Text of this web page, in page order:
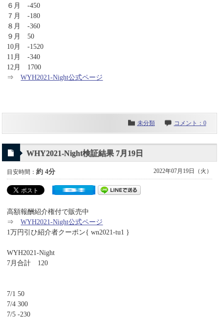
６月 -450
７月 -180
８月 -360
９月 50
10月 -1520
11月 -340
12月 1700
⇒WYH2021-Night公式ページ
未分類 コメント：0
WHY2021-Night検証結果 7月19日
目安時間：約 4分 2022年07月19日（火）
高額報酬紹介権付で販売中
⇒WYH2021-Night公式ページ
1万円引ひ紹介者クーポン{ wn2021-tu1 }
WYH2021-Night
7月合計 120
7/1 50
7/4 300
7/5 -230